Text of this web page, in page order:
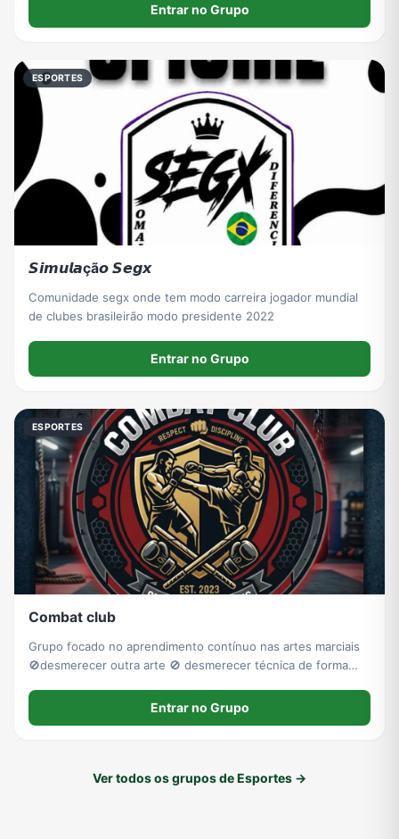
Entrar no Grupo
ESPORTES
𝙎𝙞𝙢𝙪𝙡𝙖çã𝙤 𝙎𝙚𝙜𝙭
Comunidade segx onde tem modo carreira jogador mundial
de clubes brasileirão modo presidente 2022
Entrar no Grupo
ESPORTES
Combat club
Grupo focado no aprendimento contínuo nas artes marciais
🚫desmerecer outra arte 🚫 desmerecer técnica de forma
Entrar no Grupo
Ver todos os grupos de Esportes →